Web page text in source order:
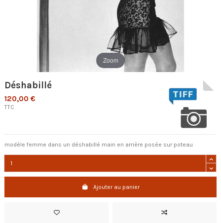
Zoom
Déshabillé
120,00 €
TTC
modèle femme dans un déshabillé main en arrière posée sur poteau
Ajouter au panier